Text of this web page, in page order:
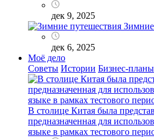
дек 9, 2025
дек 6, 2025
Моё дело
Советы Истории Бизнес-планы
В столице Китая была
предназначенная для
языке в рамках тестового